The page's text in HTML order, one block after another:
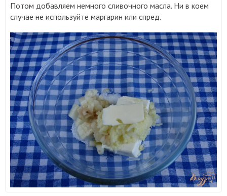
Потом добавляем немного сливочного масла. Ни в коем
случае не используйте маргарин или спред.